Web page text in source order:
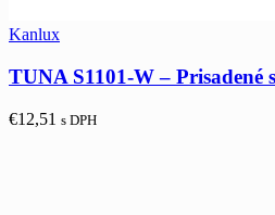
Kanlux
TUNA S1101-W – Prisadené
€12,51 s DPH